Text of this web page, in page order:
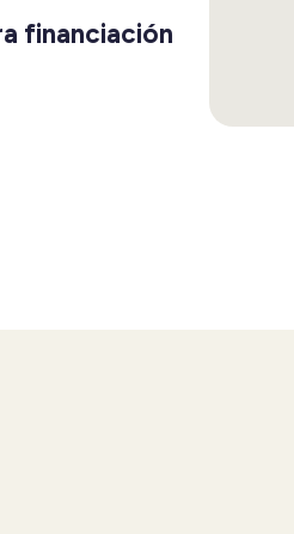
financiación